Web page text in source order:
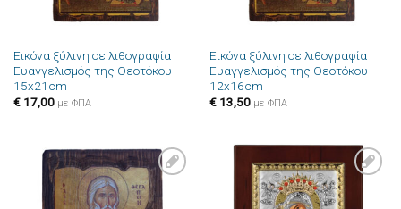
Εικόνα ξύλινη σε λιθογραφία
Ευαγγελισμός της Θεοτόκου
15x21cm
€17,00 με ΦΠΑ
Εικόνα ξύλινη σε λιθογραφία
Ευαγγελισμός της Θεοτόκου
12x16cm
€13,50 με ΦΠΑ
Πρόσθήκη
στην λίστα
Πρόσθήκη
στην λίστα